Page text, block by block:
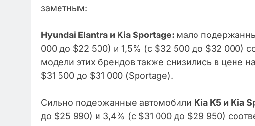
заметным:
Hyundai Elantra и Kia Sportage: мало
000 до $22 500) и 1,5% (с $32 500 до $32 000)
модели этих брендов также снизились в цене
$31 500 до $31 000 (Sportage).
Сильно подержанные автомобили Kia K5 и Kia
до $25 990) и 3,4% (с $31 000 до $29 950)